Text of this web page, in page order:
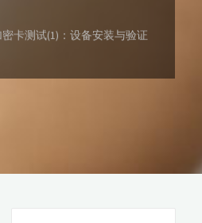
卡测试(1)：设备安装与验证